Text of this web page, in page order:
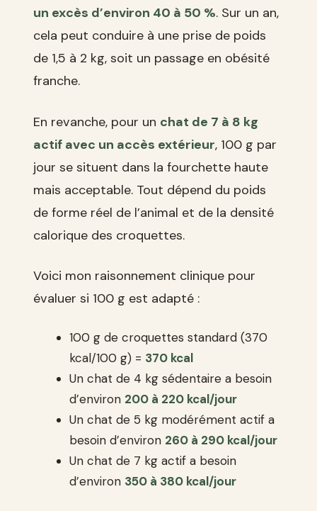
un excès d’environ 40 à 50 %. Sur un an,
cela peut conduire à une prise de poids
de 1,5 à 2 kg, soit un passage en obésité
franche.
En revanche, pour un chat de 7 à 8 kg
actif avec un accès extérieur, 100 g par
jour se situent dans la fourchette haute
mais acceptable. Tout dépend du poids
de forme réel de l’animal et de la densité
calorique des croquettes.
Voici mon raisonnement clinique pour
évaluer si 100 g est adapté :
100 g de croquettes standard (370
kcal/100 g) = 370 kcal
Un chat de 4 kg sédentaire a besoin
d’environ 200 à 220 kcal/jour
Un chat de 5 kg modérément actif a
besoin d’environ 260 à 290 kcal/jour
Un chat de 7 kg actif a besoin
d’environ 350 à 380 kcal/jour